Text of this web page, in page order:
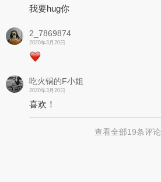
我要hug你
2_7869874
2020年3月20日
吃火锅的F小姐
2020年3月20日
喜欢！
查看全部19条评论